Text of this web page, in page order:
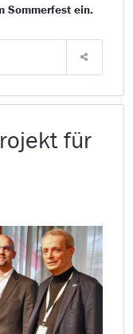
Sommerfest ein.
für